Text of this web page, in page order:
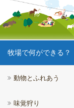
牧場で何ができる？
動物とふれあう
味覚狩り